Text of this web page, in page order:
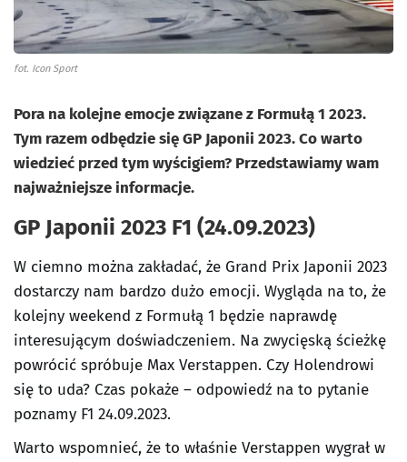
fot. Icon Sport
Pora na kolejne emocje związane z Formułą 1 2023.
Tym razem odbędzie się GP Japonii 2023. Co warto
wiedzieć przed tym wyścigiem? Przedstawiamy wam
najważniejsze informacje.
GP Japonii 2023 F1 (24.09.2023)
W ciemno można zakładać, że Grand Prix Japonii 2023
dostarczy nam bardzo dużo emocji. Wygląda na to, że
kolejny weekend z Formułą 1 będzie naprawdę
interesującym doświadczeniem. Na zwycięską ścieżkę
powrócić spróbuje Max Verstappen. Czy Holendrowi
się to uda? Czas pokaże – odpowiedź na to pytanie
poznamy F1 24.09.2023.
Warto wspomnieć, że to właśnie Verstappen wygrał w